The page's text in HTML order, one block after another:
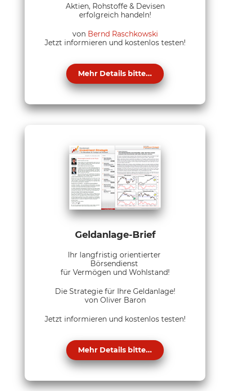
Aktien, Rohstoffe & Devisen
erfolgreich handeln!
von Bernd Raschkowski
Jetzt informieren und kostenlos testen!
Mehr Details bitte...
Geldanlage-Brief
Ihr langfristig orientierter
Börsendienst
für Vermögen und Wohlstand!
Die Strategie für Ihre Geldanlage!
von Oliver Baron
Jetzt informieren und kostenlos testen!
Mehr Details bitte...